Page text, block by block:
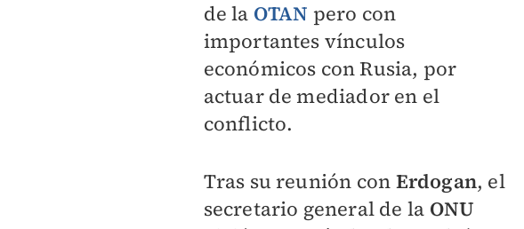
de la OTAN pero con
importantes vínculos
económicos con Rusia, por
actuar de mediador en el
conflicto.
Tras su reunión con Erdogan, el
secretario general de la ONU